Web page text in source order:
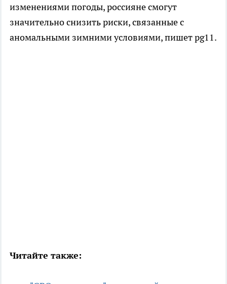
изменениями погоды, россияне смогут
значительно снизить риски, связанные с
аномальными зимними условиями, пишет pg11.
Читайте также: